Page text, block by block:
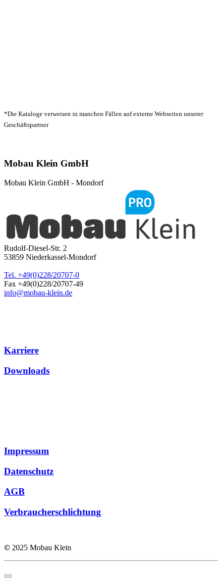
*Die Kataloge verweisen in manchen Fällen auf externe Webseiten unserer
Geschäftspartner
Mobau Klein GmbH
Mobau Klein GmbH - Mondorf
Rudolf-Diesel-Str. 2
53859 Niederkassel-Mondorf
Tel. +49(0)228/20707-0
Fax +49(0)228/20707-49
info@mobau-klein.de
Karriere
Downloads
Impressum
Datenschutz
AGB
Verbraucherschlichtung
© 2025 Mobau Klein